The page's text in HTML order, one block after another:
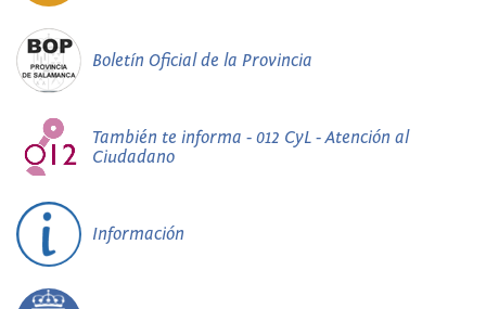
Boletín Oficial de la Provincia
También te informa - 012 CyL - Atención al
Ciudadano
Información